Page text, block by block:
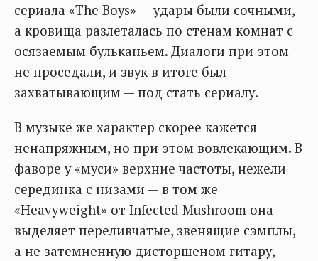
сериала «The Boys» — удары были сочными,
а кровища разлеталась по стенам комнат с
осязаемым бульканьем. Диалоги при этом
не проседали, и звук в итоге был
захватывающим — под стать сериалу.
В музыке же характер скорее кажется
ненапряжным, но при этом вовлекающим. В
фаворе у «муси» верхние частоты, нежели
серединка с низами — в том же
«Heavyweight» от Infected Mushroom она
выделяет переливчатые, звенящие сэмплы,
а не затемненную дисторшеном гитару,